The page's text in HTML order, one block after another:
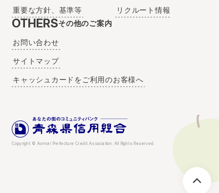
重要な方針、基準等
リクルート情報
OTHERSその他のご案内
お問い合わせ
サイトマップ
キャッシュカードをご利用のお客様へ
Copyright © Aomori Prefecture Credit Association. All Rights Reserved.